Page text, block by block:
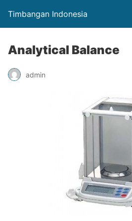
Timbangan Indonesia
Analytical Balance
admin